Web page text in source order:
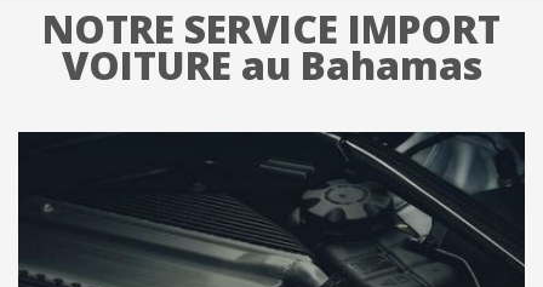
NOTRE SERVICE IMPORT
VOITURE au Bahamas